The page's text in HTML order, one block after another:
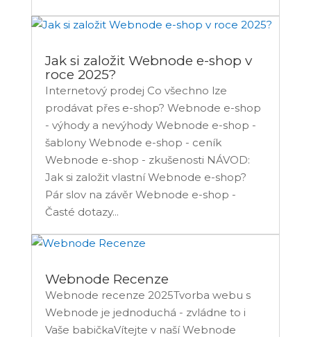
Jak si založit Webnode e-shop v
roce 2025?
Internetový prodej Co všechno lze
prodávat přes e-shop? Webnode e-shop
- výhody a nevýhody Webnode e-shop -
šablony Webnode e-shop - ceník
Webnode e-shop - zkušenosti NÁVOD:
Jak si založit vlastní Webnode e-shop?
Pár slov na závěr Webnode e-shop -
Časté dotazy...
Webnode Recenze
Webnode recenze 2025Tvorba webu s
Webnode je jednoduchá - zvládne to i
Vaše babičkaVítejte v naší Webnode